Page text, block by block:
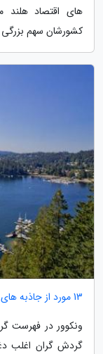
های اقتصاد
کشورشان سهم بزرگی
13 مورد از جاذبه های رایگان ونکوور کانادا
ونکوور در فهرست
گردش گران اغلب